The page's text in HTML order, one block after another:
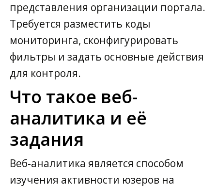
представления организации портала.
Требуется разместить коды
мониторинга, сконфигурировать
фильтры и задать основные действия
для контроля.
Что такое веб-
аналитика и её
задания
Веб-аналитика является способом
изучения активности юзеров на